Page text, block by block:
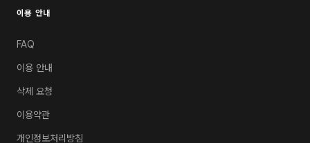
이용 안내
FAQ
이용 안내
삭제 요청
이용약관
개인정보처리방침